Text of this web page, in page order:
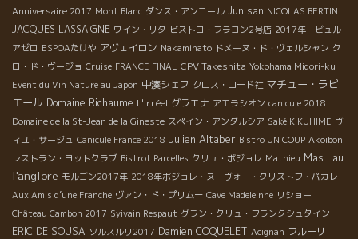
Anniversaire 2017 Mont Blanc ダンス・アンコール Jun san NICOLAS BERTIN
JACQUES LASSAIGNE ワイン・リタ ビストロ・フラコン2号店 2017年 ビュル
アゼロ ESPOAたけや アヴェイロン Nakaminato ドメーヌ・ド・ヴェルシャン ク
ロ・ド・ヴージョ Cruise FRANCE FINAL CPV Takeshita Yokohama Midori-ku
Event du Vin Nature au Japon 中湊シェフ クロス・ロード社 マチュー・ラピ
エール Domaine Richaume L'irréel グラエナ アエラシオン canicule 2018
Domaine de la St-Jean de la Gineste スペイン・アンダルシア Saké KIKUHIME ヴ
ィユ・サージュ Canicule France 2018 Julien Altaber Bistro UN COUP Akoibon
レストラン・ヨットクラブ Bistrot Parcelles クリュ・ボジョレ Mathieu Mas Lau
l'anglore モルゴン2017年 2018年ボジョレ・ヌーヴォー・クリストフ・パカレ
Aux Amis d’une Franche ヴァン・ド・プリムー Cave Madeleinne リショー
Château Cambon 2017 Syivain Respaut グラン・クリュ・フランクシュタイン
ERIC DE SOUSA ソルスルリ2017 Damien COQUELET Acignan フルーリ